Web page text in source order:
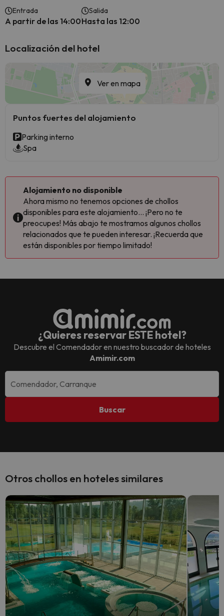
Entrada
A partir de las 14:00
Salida
Hasta las 12:00
Localización del hotel
Ver en mapa
Puntos fuertes del alojamiento
Parking interno
Spa
Alojamiento no disponible
Ahora mismo no tenemos opciones de chollos
disponibles para este alojamiento... ¡Pero no te
preocupes! Más abajo te mostramos algunos chollos
relacionados que te pueden interesar. ¡Recuerda que
están disponibles por tiempo limitado!
¿Quieres reservar ESTE hotel?
Descubre el Comendadoren nuestro buscador de hoteles
Amimir.com
Buscar
Otros chollos en hoteles similares